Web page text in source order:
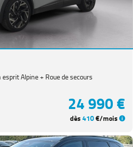
Alpine + Roue de secours
24 990 €
dès410€/mois